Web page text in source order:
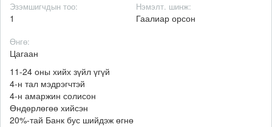
Эзэмшигчдын тоо:
1
Нэмэлт. шинж:
Гаалиар орсон
Өнгө:
Цагаан
11-24 оны хийх зүйл үгүй
4-н тал мэдрэгчтэй
4-н амаржин солисон
Өндөрлөгөө хийсэн
20%-тай Банк бус шийдэж өгнө